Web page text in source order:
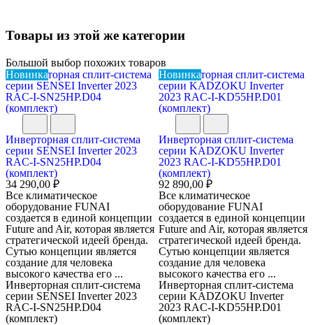
Товары из этой же категории
Большой выбор похожих товаров
Новинка
Инверторная сплит-система
серии SENSEI Inverter 2023
RAC-I-SN25HP.D04
(комплект)
34 290,00 ₽
Все климатическое
оборудование FUNAI
создается в единой концепции
Future and Air, которая является
стратегической идеей бренда.
Сутью концепции является
создание для человека
высокого качества его ...
Инверторная сплит-система
серии SENSEI Inverter 2023
RAC-I-SN25HP.D04
(комплект)
Новинка
Инверторная сплит-система
серии KADZOKU Inverter
2023 RAC-I-KD55HP.D01
(комплект)
92 890,00 ₽
Все климатическое
оборудование FUNAI
создается в единой концепции
Future and Air, которая является
стратегической идеей бренда.
Сутью концепции является
создание для человека
высокого качества его ...
Инверторная сплит-система
серии KADZOKU Inverter
2023 RAC-I-KD55HP.D01
(комплект)